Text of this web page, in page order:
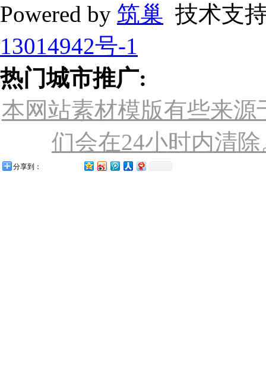
Powered by 筑巢 技术支
13014942号-1
热门城市推广:
本网站素材模版有些来
们会在24小时内清
分享到：